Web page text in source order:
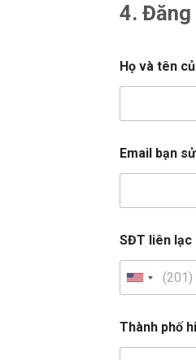
4. Đăng
Họ và tên
Email bạn
SĐT liên lạc
U
i
t
Thành phố